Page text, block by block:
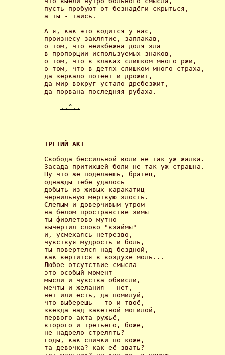
пусть пробуют от безнадёги скрыться,
а ты - таись.
А я, как это водится у нас,
произнесу заклятие, заплакав,
о том, что неизбежна доля зла
в пропорции используемых знаков,
о том, что в злаках слишком много ржи,
о том, что в детях слишком много страха,
да зеркало потеет и дрожит,
да мир вокруг устало дребезжит,
да порвана последняя рубаха.
..^..
ТРЕТИЙ АКТ
Свобода бессильной воли не так уж жалка.
Засада притихшей боли не так уж страшна.
Ну что же поделаешь, братец,
однажды тебе удалось
добыть из живых каракатиц
чернильную мёртвую злость.
Слепым и доверчивым утром
на белом пространстве зимы
ты фиолетово-мутно
вычертил слово "взаймы"
и, усмехаясь нетрезво,
чувствуя мудрость и боль,
ты повертелся над бездной,
как вертится в воздухе моль...
Любое отсутствие смысла
это особый момент -
мысли и чувства обвисли,
мечты и желания - нет,
нет или есть, да помилуй,
что выберешь - то и твоё,
звезда над заветной могилой,
первого акта ружьё,
второго и третьего, боже,
не надоело стрелять?
годы, как спички по коже,
та девочка? как её звать?